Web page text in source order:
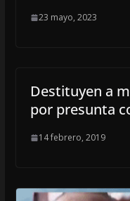
23 mayo, 2023
Destituyen a
por presunta
14 febrero, 2019